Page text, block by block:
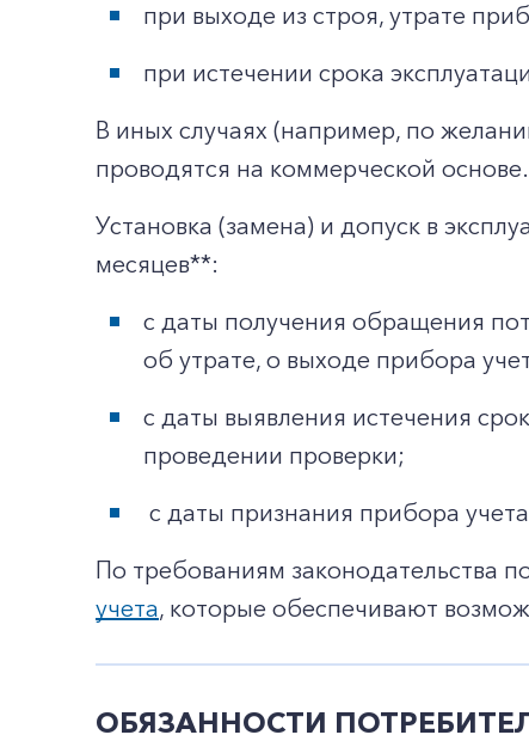
при выходе из строя, утрате
при истечении срока
В иных случаях (например, по
проводятся на коммерческой основе.
Установка (замена) и допуск в
месяцев**:
с даты получения обращения
об утрате, о выходе прибора
с даты выявления истечения
проведении проверки;
с даты признания прибора
По требованиям законодательства
учета, которые обеспечивают
ОБЯЗАННОСТИ